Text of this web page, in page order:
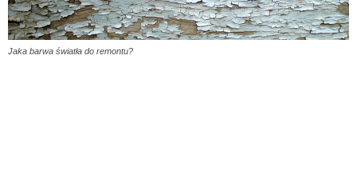
Jaka barwa światła do remontu?